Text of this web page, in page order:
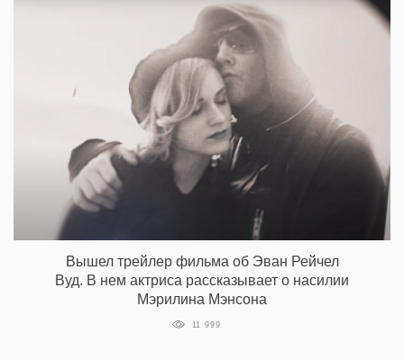
Вышел трейлер фильма об Эван Рейчел
Вуд. В нем актриса рассказывает о насилии
Мэрилина Мэнсона
11 999